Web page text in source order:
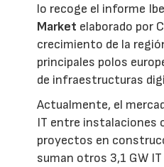
lo recoge el informe
Market elaborado por
crecimiento de la
principales polos
de infraestructuras
Actualmente, el
IT entre instalaciones
proyectos en
suman otros 3,1 GW